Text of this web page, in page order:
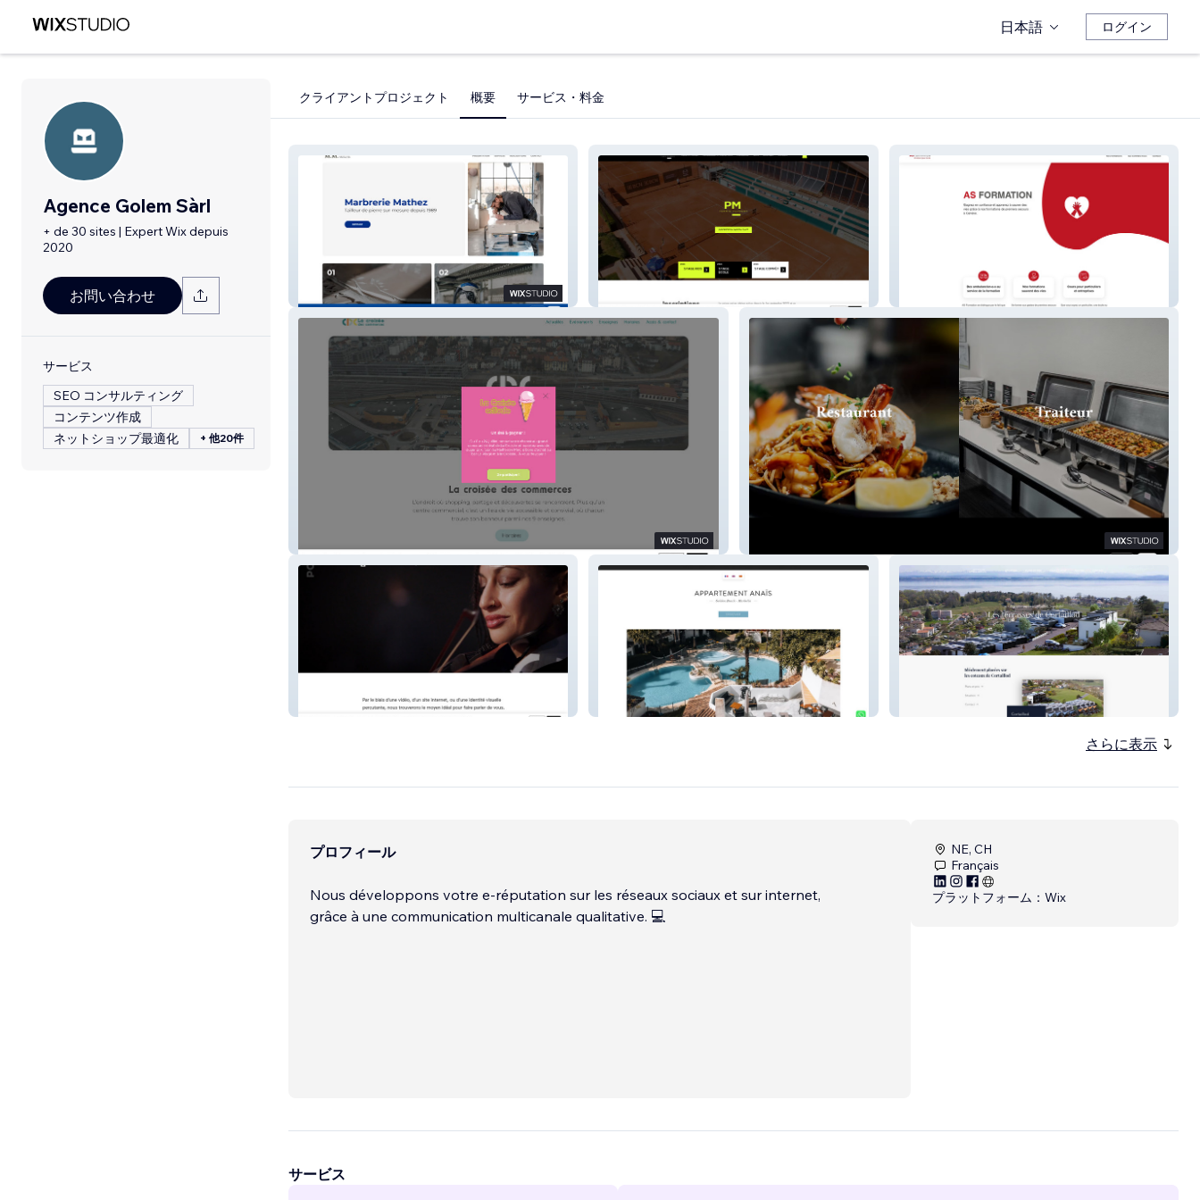
日本語 ログイン
Agence Golem Sàrl
+ de 30 sites | Expert Wix depuis
2020
お問い合わせ
サービス
SEO コンサルティング
コンテンツ作成
ネットショップ最適化
+ 他20件
クライアントプロジェクト 概要 サービス・料金
Marbrerie Matthez As Formation
Agence Golem Anais Marbella promotion cortaillod
さらに表示
プロフィール
Nous développons votre e-réputation sur les réseaux sociaux et sur internet,
grâce à une communication multicanale qualitative. 💻
NE, CH
Français
プラットフォーム： Wix
サービス